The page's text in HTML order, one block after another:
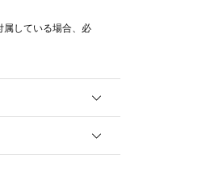
している場合、必